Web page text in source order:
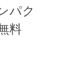
パク
料